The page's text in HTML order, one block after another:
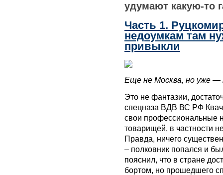
удумают какую-то
Часть 1.
недоумкам там
привыкли
Еще не Москва, но уже —
Это не фантазии,
спецназа ВДВ ВС РФ
свои профессиональные
товарищей, в частности
Правда, ничего
– полковник попался и
пояснил, что в стране
бортом, но прошедшего